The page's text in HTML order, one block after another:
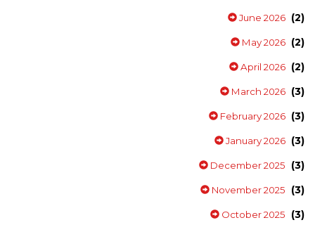
June 2026 (2)
May 2026 (2)
April 2026 (2)
March 2026 (3)
February 2026 (3)
January 2026 (3)
December 2025 (3)
November 2025 (3)
October 2025 (3)